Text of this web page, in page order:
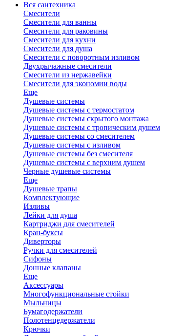
Вся сантехника
Смесители
Смесители для ванны
Смесители для раковины
Смесители для кухни
Смесители для душа
Смесители с поворотным изливом
Двухрычажные смесители
Смесители из нержавейки
Смесители для экономии воды
Еще
Душевые системы
Душевые системы с термостатом
Душевые системы скрытого монтажа
Душевые системы с тропическим душем
Душевые системы со смесителем
Душевые системы с изливом
Душевые системы без смесителя
Душевые системы с верхним душем
Черные душевые системы
Еще
Душевые трапы
Комплектующие
Изливы
Лейки для душа
Картриджи для смесителей
Кран-буксы
Диверторы
Ручки для смесителей
Сифоны
Донные клапаны
Еще
Аксессуары
Многофункциональные стойки
Мыльницы
Бумагодержатели
Полотенцедержатели
Крючки